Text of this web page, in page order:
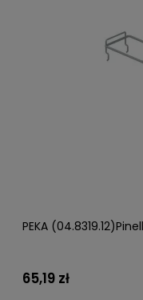
PEKA
65,19 zł